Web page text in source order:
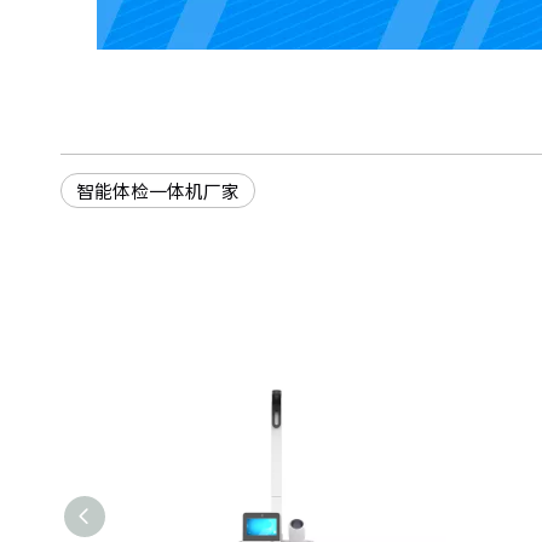
智能体检一体机厂家